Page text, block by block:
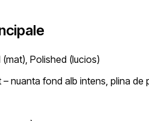
(mat), Polished (lucios)
– nuanta fond alb intens, plina de